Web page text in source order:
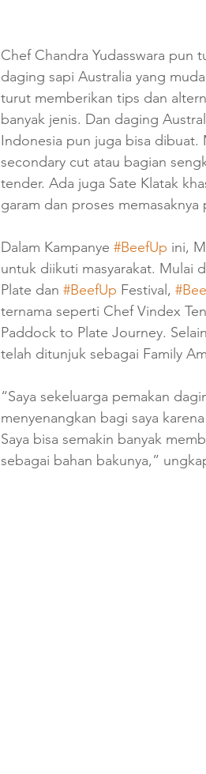
Chef Chandra Yudasswara pun
daging sapi Australia yang
turut memberikan tips dan
banyak jenis. Dan daging
Indonesia pun juga bisa dibuat.
secondary cut atau bagian
tender. Ada juga Sate Klatak
garam dan proses
Dalam Kampanye #BeefUp ini,
untuk diikuti masyarakat. Mulai
Plate dan #BeefUp Festival,
ternama seperti Chef Vindex
Paddock to Plate Journey.
telah ditunjuk sebagai Family
“Saya sekeluarga pemakan
menyenangkan bagi saya
Saya bisa semakin banyak
sebagai bahan bakunya,”